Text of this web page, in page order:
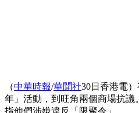
（中華時報/華聞社30日香港電
年」活動，到旺角兩個商場抗議
指他們涉嫌違反「限聚令」。